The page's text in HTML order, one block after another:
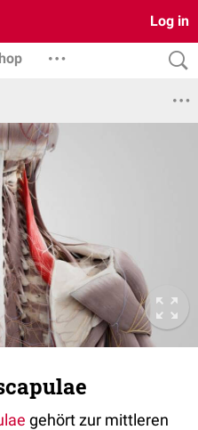
Log in
gehört zur mittleren